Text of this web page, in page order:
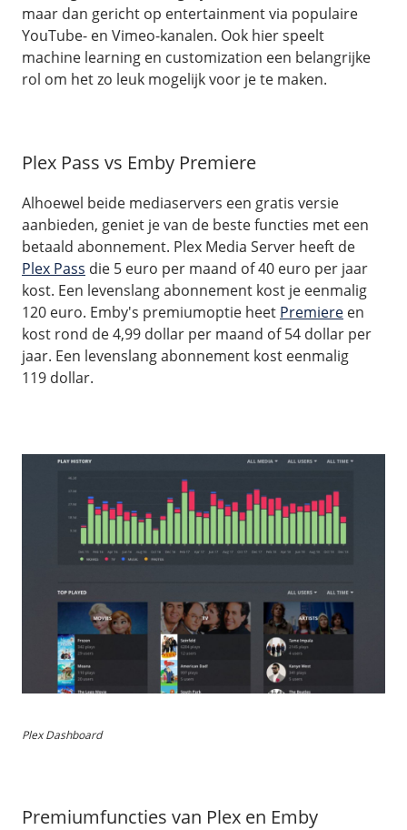
maar dan gericht op entertainment via populaire
YouTube- en Vimeo-kanalen. Ook hier speelt
machine learning en customization een belangrijke
rol om het zo leuk mogelijk voor je te maken.
Plex Pass vs Emby Premiere
Alhoewel beide mediaservers een gratis versie
aanbieden, geniet je van de beste functies met een
betaald abonnement. Plex Media Server heeft de
Plex Pass die 5 euro per maand of 40 euro per jaar
kost. Een levenslang abonnement kost je eenmalig
120 euro. Emby's premiumoptie heet Premiere en
kost rond de 4,99 dollar per maand of 54 dollar per
jaar. Een levenslang abonnement kost eenmalig
119 dollar.
Plex Dashboard
Premiumfuncties van Plex en Emby